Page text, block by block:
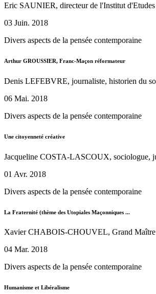
Eric SAUNIER, directeur de l'Institut d'Etudes
03 Juin. 2018
Divers aspects de la pensée contemporaine
Arthur GROUSSIER, Franc-Maçon réformateur
Denis LEFEBVRE, journaliste, historien du
06 Mai. 2018
Divers aspects de la pensée contemporaine
Une citoyenneté créative
Jacqueline COSTA-LASCOUX, sociologue,
01 Avr. 2018
Divers aspects de la pensée contemporaine
La Fraternité (thème des Utopiales Maçonniques ...
Xavier CHABOIS-CHOUVEL, Grand
04 Mar. 2018
Divers aspects de la pensée contemporaine
Humanisme et Libéralisme